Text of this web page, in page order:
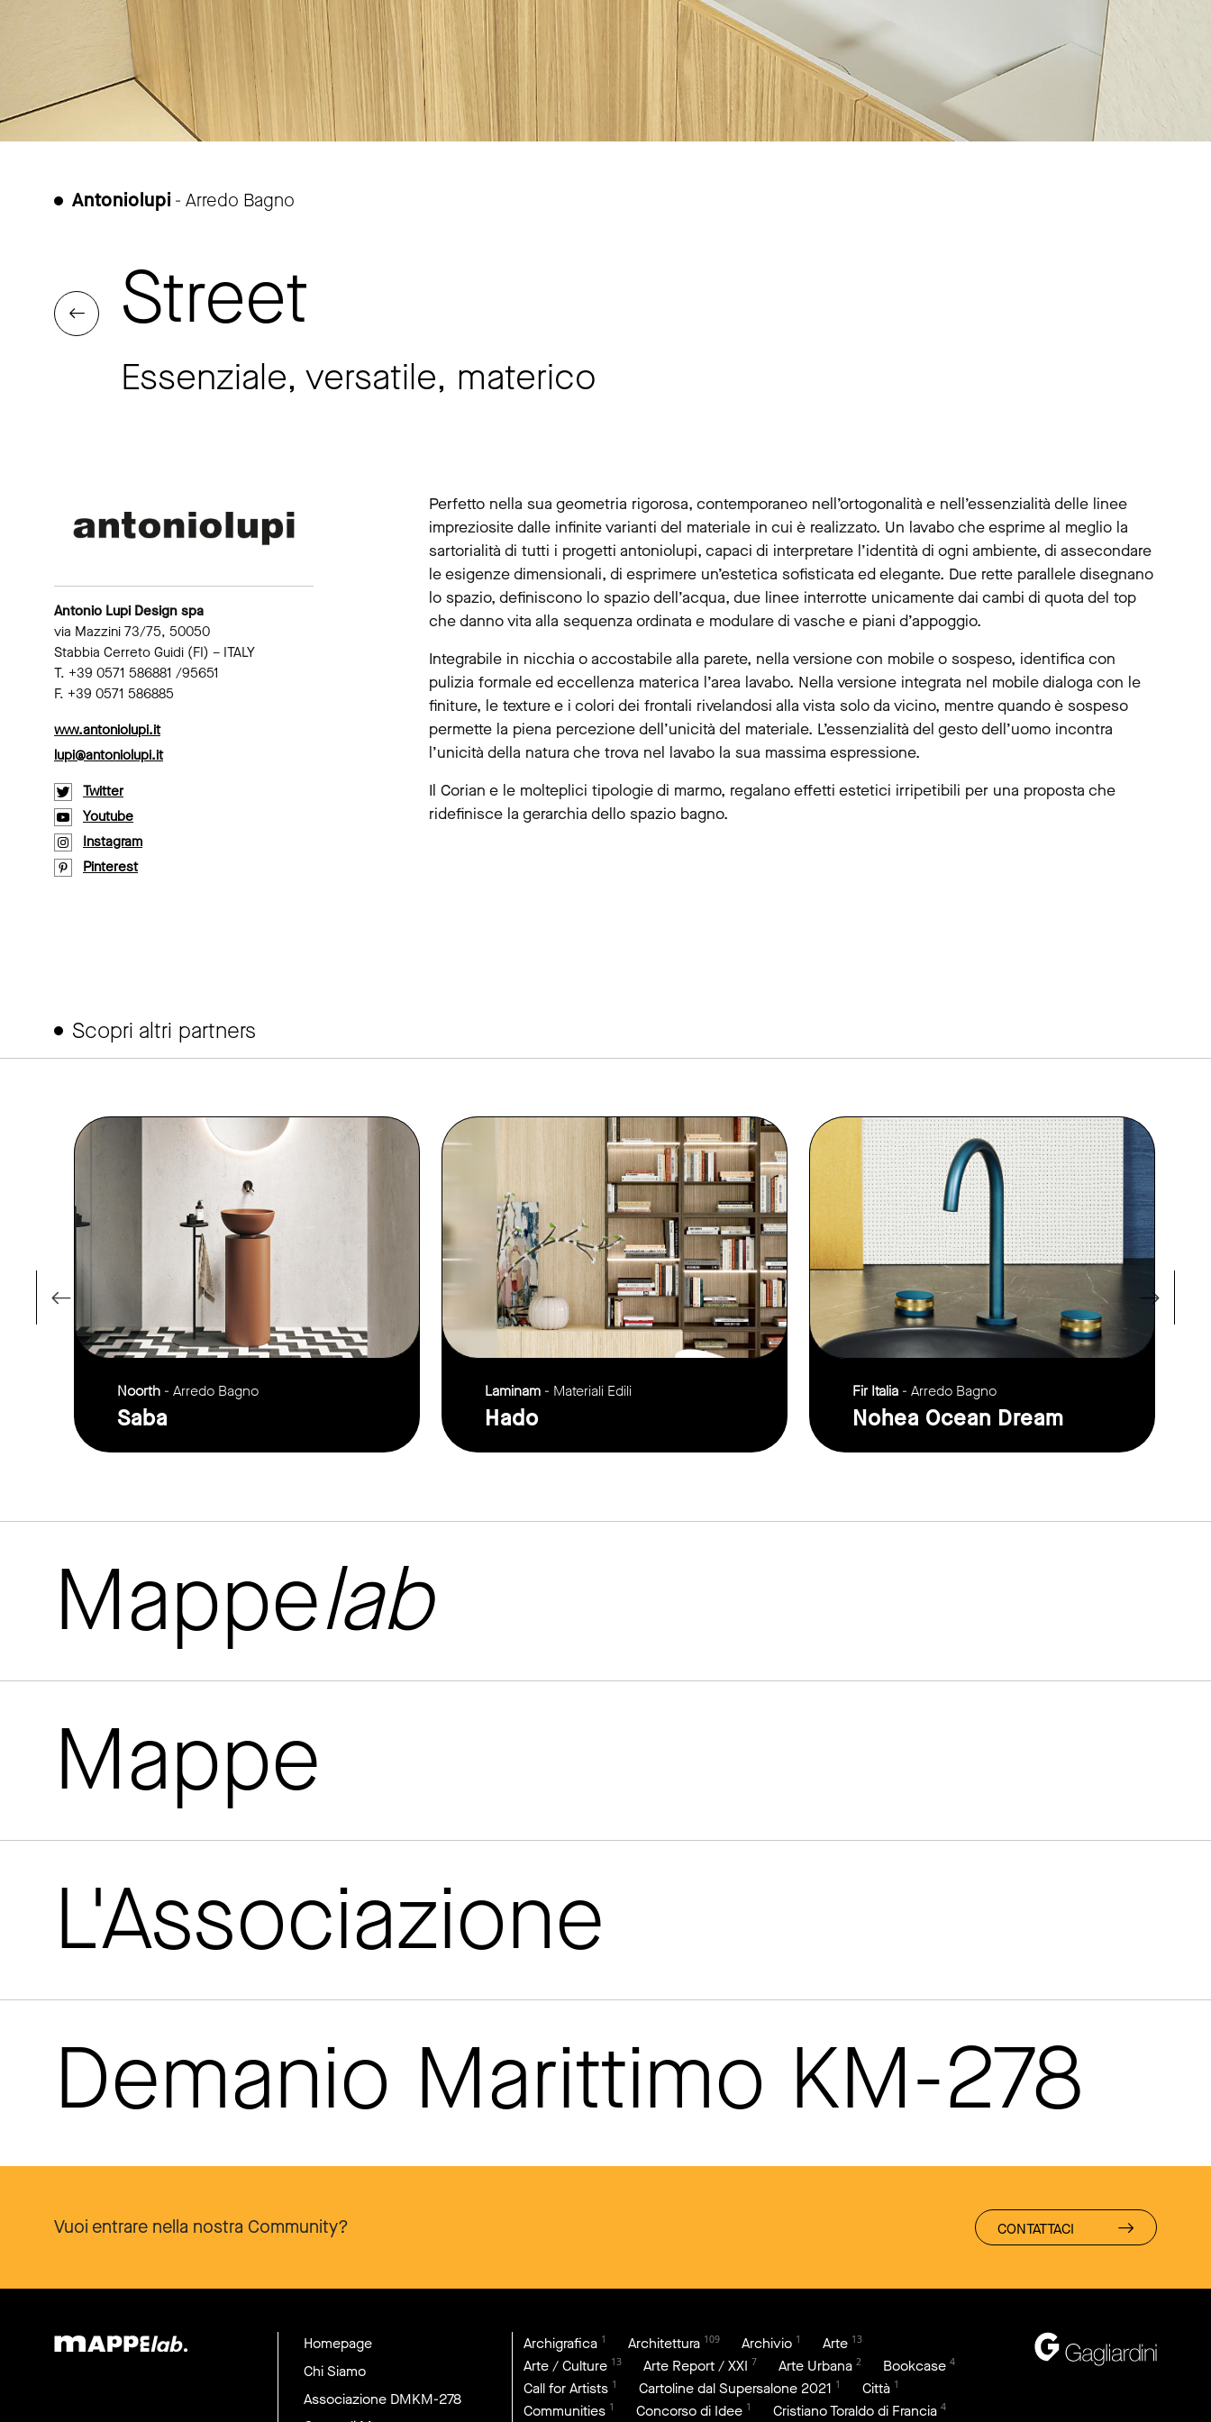
Antoniolupi - Arredo Bagno
Street
Essenziale, versatile, materico
Perfetto nella sua geometria rigorosa, contemporaneo nell’ortogonalità e nell’essenzialità delle linee
impreziosite dalle infinite varianti del materiale in cui è realizzato. Un lavabo che esprime al meglio la
sartorialità di tutti i progetti antoniolupi, capaci di interpretare l’identità di ogni ambiente, di assecondare
le esigenze dimensionali, di esprimere un’estetica sofisticata ed elegante. Due rette parallele disegnano
lo spazio, definiscono lo spazio dell’acqua, due linee interrotte unicamente dai cambi di quota del top
che danno vita alla sequenza ordinata e modulare di vasche e piani d’appoggio.
Integrabile in nicchia o accostabile alla parete, nella versione con mobile o sospeso, identifica con
pulizia formale ed eccellenza materica l’area lavabo. Nella versione integrata nel mobile dialoga con le
finiture, le texture e i colori dei frontali rivelandosi alla vista solo da vicino, mentre quando è sospeso
permette la piena percezione dell’unicità del materiale. L’essenzialità del gesto dell’uomo incontra
l’unicità della natura che trova nel lavabo la sua massima espressione.
Il Corian e le molteplici tipologie di marmo, regalano effetti estetici irripetibili per una proposta che
ridefinisce la gerarchia dello spazio bagno.
Antonio Lupi Design spa
via Mazzini 73/75, 50050
Stabbia Cerreto Guidi (FI) – ITALY
T. +39 0571 586881 /95651
F. +39 0571 586885
www.antoniolupi.it
lupi@antoniolupi.it
Twitter
Youtube
Instagram
Pinterest
Scopri altri partners
Noorth- Arredo Bagno
Saba
Laminam- Materiali Edili
Hado
Fir Italia- Arredo Bagno
Nohea Ocean Dream
link to page link to page link to page
Mappelab
Mappe
L'Associazione
Demanio Marittimo KM-278
Vuoi entrare nella nostra Community? CONTATTACI
Homepage
Chi Siamo
Associazione DMKM-278
Archigrafica 1 Architettura 109 Archivio 1 Arte 13
Arte / Culture 13 Arte Report / XXI 7 Arte Urbana 2 Bookcase 4
Call for Artists 1 Cartoline dal Supersalone 2021 1 Città 1
Communities 1 Concorso di Idee 1 Cristiano Toraldo di Francia 4